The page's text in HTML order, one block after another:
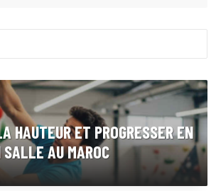
HAUTEUR ET PROGRESSER EN
AU MAROC